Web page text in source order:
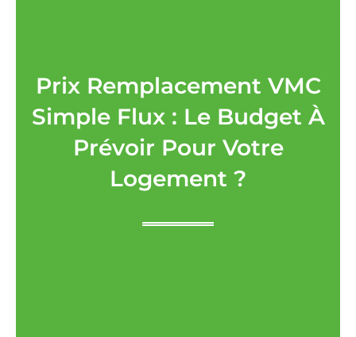
Prix Remplacement VMC
Simple Flux : Le Budget À
Prévoir Pour Votre
Logement ?